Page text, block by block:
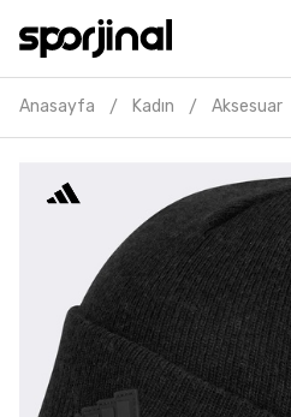
Anasayfa / Kadın / Aksesuar